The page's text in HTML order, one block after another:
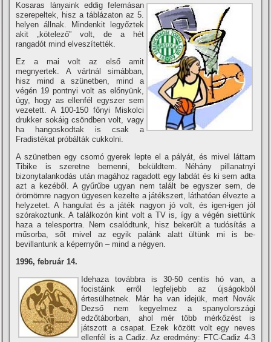
Kosaras lányaink eddig felemásan
szerepeltek, hisz a táblázaton az 5.
helyen állnak. Mindenkit legyőztek
akit „kötelező” volt, de a hét
rangadót mind elveszí­tették.
Ez a mai volt az első amit
megnyertek. A vártnál simábban,
hisz mind a szünetben, mind a
végén 19 pontnyi volt as előnyünk,
úgy, hogy as ellenfél egyszer sem
vezetett. A 100-150 főnyi Miskolci
drukker sokáig csöndben volt, vagy
ha hangoskodtak is csak a
Fradistékat próbálták cukkolni.
A szünetben egy csomó gyerek lepte el a pályát, és mivel láttam
Tibike is szeretne bemenni, beküldtem. Néhány pillanatnyi
bizonytalankodás után magához ragadott egy labdát és ki sem adta
azt a kezéből. A gyűrűbe ugyan nem talált be egyszer sem, de
örömömre nagyon ügyesen kezelte a játékszert, láthatóan élvezte a
helyzetet. A hangulat és a játék nagyon jó volt, és igen-igen jól
szórakoztunk. A találkozón kint volt a TV is, í­gy a végén siettünk
haza a telesportra. Nem csalódtunk, hisz bekerült a tudósí­tás a
műsorba, sőt mivel az egyik palánk alatt ültünk mi is be-
bevillantunk a képernyőn – mind a négyen.
1996, február 14.
Idehaza továbbra is 30-50 centis hó van, a
focistáink erről legfeljebb az újságokból
értesülhetnek. Már ha van idejük, mert Novák
Dezső nem kegyelmez a spanyolországi
edzőtáborban, ahol mér több mérkőzést is
játszott a csapat. Ezek között volt egy neves
ellenfél is a Cadiz. Az eredmény: FTC-Cadiz 4-3